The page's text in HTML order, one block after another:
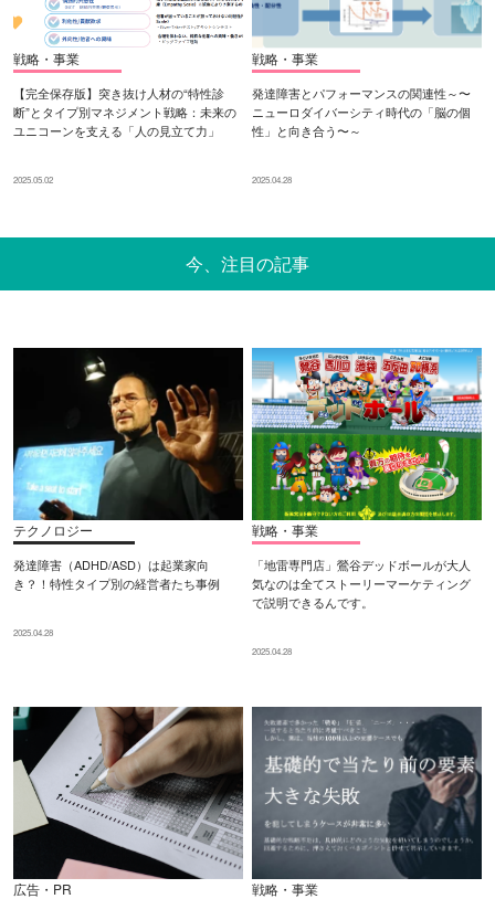
戦略・事業
【完全保存版】突き抜け人材の“特性診
断”とタイプ別マネジメント戦略：未来の
ユニコーンを支える「人の見立て力」
2025.05.02
戦略・事業
発達障害とパフォーマンスの関連性～〜
ニューロダイバーシティ時代の「脳の個
性」と向き合う〜～
2025.04.28
今、注目の記事
テクノロジー
発達障害（ADHD/ASD）は起業家向
き？！特性タイプ別の経営者たち事例
2025.04.28
戦略・事業
「地雷専門店」鶯谷デッドボールが大人
気なのは全てストーリーマーケティング
で説明できるんです。
2025.04.28
広告・PR 戦略・事業